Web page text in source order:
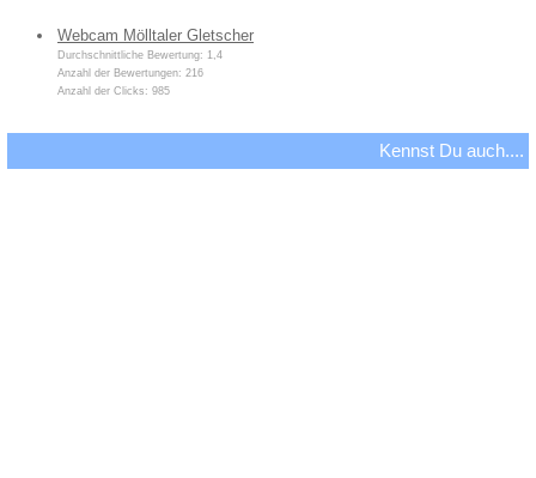
Webcam Mölltaler Gletscher
Durchschnittliche Bewertung: 1,4
Anzahl der Bewertungen: 216
Anzahl der Clicks: 985
Kennst Du auch....